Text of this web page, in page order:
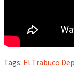
Tags: El Trabuco